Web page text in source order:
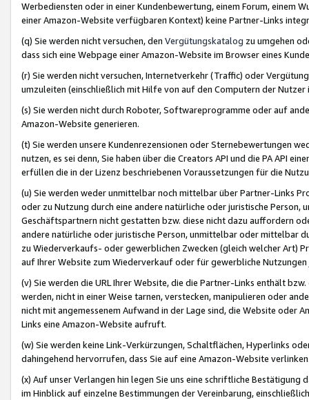
Werbediensten oder in einer Kundenbewertung, einem Forum, einem
einer Amazon-Website verfügbaren Kontext) keine Partner-Links
(q) Sie werden nicht versuchen, den Vergütungskatalog zu umgehen
dass sich eine Webpage einer Amazon-Website im Browser eines
(r) Sie werden nicht versuchen, Internetverkehr (Traffic) oder
umzuleiten (einschließlich mit Hilfe von auf den Computern der
(s) Sie werden nicht durch Roboter, Softwareprogramme oder auf
Amazon-Website generieren.
(t) Sie werden unsere Kundenrezensionen oder Sternebewertungen
nutzen, es sei denn, Sie haben über die Creators API und die PA API
erfüllen die in der Lizenz beschriebenen Voraussetzungen für die
(u) Sie werden weder unmittelbar noch mittelbar über Partner-Links
oder zu Nutzung durch eine andere natürliche oder juristische
Geschäftspartnern nicht gestatten bzw. diese nicht dazu auffordern
andere natürliche oder juristische Person, unmittelbar oder mittelbar
zu Wiederverkaufs- oder gewerblichen Zwecken (gleich welcher Art)
auf Ihrer Website zum Wiederverkauf oder für gewerbliche
(v) Sie werden die URL Ihrer Website, die die Partner-Links enthält
werden, nicht in einer Weise tarnen, verstecken, manipulieren oder
nicht mit angemessenem Aufwand in der Lage sind, die Website oder
Links eine Amazon-Website aufruft.
(w) Sie werden keine Link-Verkürzungen, Schaltflächen, Hyperlinks
dahingehend hervorrufen, dass Sie auf eine Amazon-Website
(x) Auf unser Verlangen hin legen Sie uns eine schriftliche
im Hinblick auf einzelne Bestimmungen der Vereinbarung,